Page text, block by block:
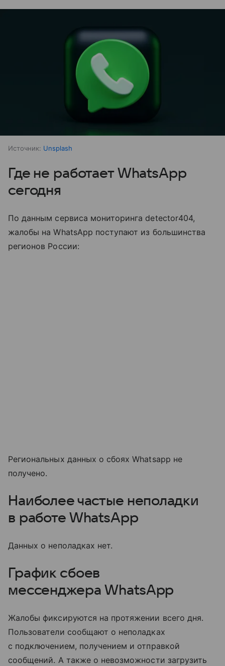
Источник: Unsplash
Где не работает WhatsApp
сегодня
По данным сервиса мониторинга detector404,
жалобы на WhatsApp поступают из большинства
регионов России:
Региональных данных о сбоях Whatsapp не
получено.
Наиболее частые неполадки
в работе WhatsApp
Данных о неполадках нет.
График сбоев
мессенджера WhatsApp
Жалобы фиксируются на протяжении всего дня.
Пользователи сообщают о неполадках
с подключением, получением и отправкой
сообщений. А также о невозможности загрузить